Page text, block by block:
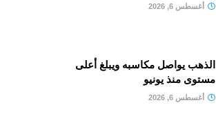
أغسطس 6, 2026
الذهب يواصل مكاسبه ويبلغ أعلى
مستوى منذ يونيو
أغسطس 6, 2026